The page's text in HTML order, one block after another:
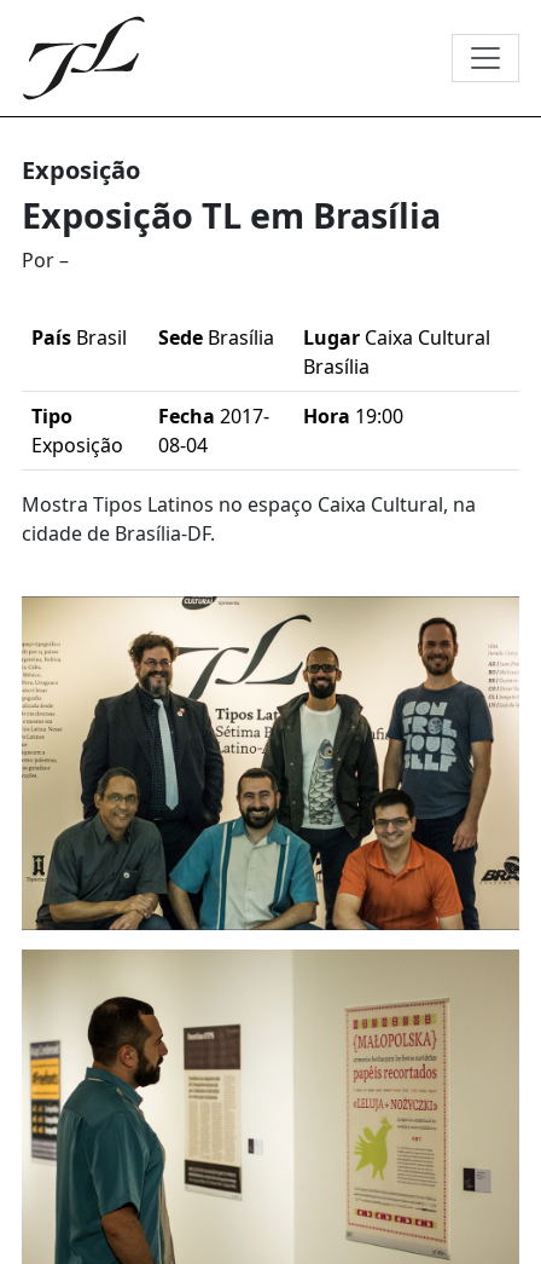
Exposição
Exposição TL em Brasília
Por –
País Brasil Sede Brasília Lugar Caixa Cultural
Brasília
Tipo
Exposição
Fecha 2017-
08-04
Hora 19:00
Mostra Tipos Latinos no espaço Caixa Cultural, na
cidade de Brasília-DF.